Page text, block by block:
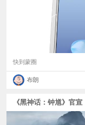
讯
评
快到蒙圈
布朗